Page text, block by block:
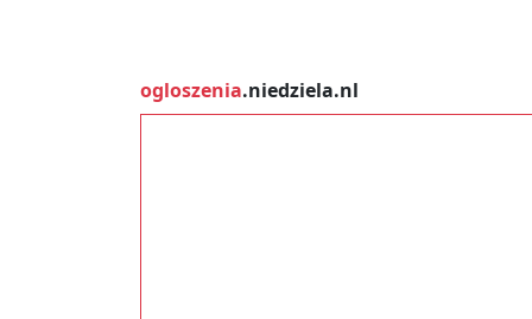
ogloszenia.niedziela.nl